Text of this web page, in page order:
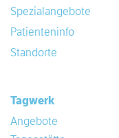
Spezialangebote
Patienteninfo
Standorte
Tagwerk
Angebote